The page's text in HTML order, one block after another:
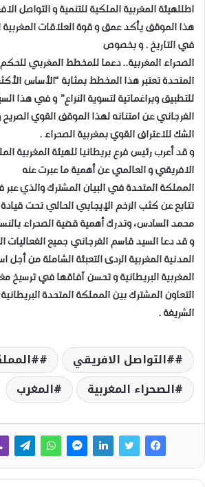
اطللهيئة المغربية الملكية للتنمية و التواصل
هذا الموقف يأكد عمق و قوة العلاقات المغربية
في التاريخ . و بخصوص
الصحراء المغربية.. دعما للمخطط المغربي
المتحدة تعتبر هذا المخطط بمثابة “الأساس
للتطبيق وبراغماتية لتسوية النزاع” و في هذا
الفرجاني عن امتنانه لهذا الموقف القوي
الشك للاعتراف القوي بمغربية الصحراء .
و قد أعرب رئيس فرع بريطانيا للهيئة المغربية
الافريقي و العالمي عن أهمية ما عبرت عنه
المملكة المتحدة في البيان المشترك والذي عبر
تتابع عن كثب الزخم الإيجابي الحالي تحت
محمد السادس، وتدرك أهمية قضية الصحراء
و قد دعا السيد قاسم الفرجاني جميع الفعاليات
المدنية المغربية الردى التعبئة الشاملة من أجل
المغربية البريطانية و تحسن آفاقها في ترسيخ
التعاون المشترك بين المملكة المتحدة
الشريفة .
#التواصل الافريقي
الصحراء المغربية
المغرب